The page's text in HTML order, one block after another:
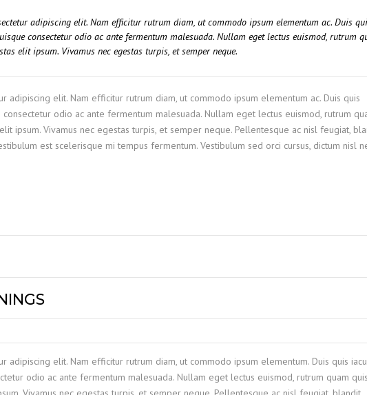
adipiscing elit. Nam efficitur rutrum diam, ut commodo ipsum elementum ac. Duis
consectetur odio ac ante fermentum malesuada. Nullam eget lectus euismod, rutrum
elit ipsum. Vivamus nec egestas turpis, et semper neque.
adipiscing elit. Nam efficitur rutrum diam, ut commodo ipsum elementum ac. Duis quis
consectetur odio ac ante fermentum malesuada. Nullam eget lectus euismod, rutrum
ipsum. Vivamus nec egestas turpis, et semper neque. Pellentesque ac nisl feugiat,
est scelerisque mi tempus fermentum. Vestibulum sed orci cursus, dictum nisl
adipiscing elit. Nam efficitur rutrum diam, ut commodo ipsum elementum. Duis quis
odio ac ante fermentum malesuada. Nullam eget lectus euismod, rutrum quam